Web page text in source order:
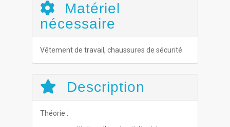
Matériel
nécessaire
Vêtement de travail, chaussures de sécurité.
Description
Théorie :